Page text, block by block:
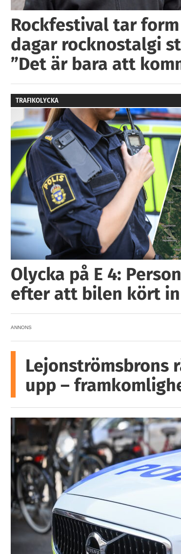
Rockfestival tar
dagar rocknostalgi
”Det är bara att
TRAFIKOLYCKA
Olycka på E 4:
efter att bilen kört
ANNONS
Lejonströmsbrons
upp –